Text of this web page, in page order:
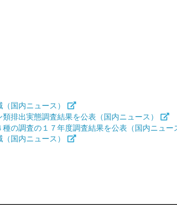
国内ニュース）
排出実態調査結果を公表（国内ニュース）
の調査の１７年度調査結果を公表（国内ニュー
国内ニュース）